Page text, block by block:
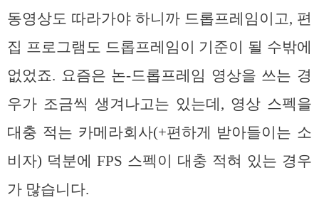
동영상도 따라가야 하니까 드롭프레임이고, 편
집 프로그램도 드롭프레임이 기준이 될 수밖에
없었죠. 요즘은 논-드롭프레임 영상을 쓰는 경
우가 조금씩 생겨나고는 있는데, 영상 스펙을
대충 적는 카메라회사(+편하게 받아들이는 소
비자) 덕분에 FPS 스펙이 대충 적혀 있는 경우
가 많습니다.